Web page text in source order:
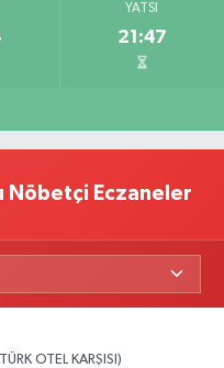
YATSI
21:47
Nöbetçi Eczaneler
OTEL KARŞISI)